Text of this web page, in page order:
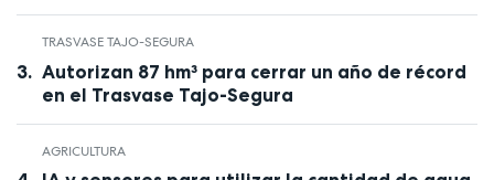
TRASVASE TAJO-SEGURA
Autorizan 87 hm³ para cerrar un año de récord
en el Trasvase Tajo-Segura
AGRICULTURA